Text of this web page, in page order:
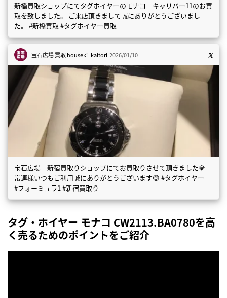
新橋買取ショップにてタグホイヤーのモナコ キャリバー11のお買
取を致しました。 ご来店頂きまして誠にありがとうございまし
た。 #新橋買取 #タグホイヤー買取
宝石広場 買取houseki_kaitori 2026/01/10
宝石広場 新宿買取りショップにてお買取りさせて頂きました💎
常連様いつもご利用誠にありがとうございます😊 #タグホイヤー
#フォーミュラ1 #新宿買取り
タグ・ホイヤー モナコ CW2113.BA0780を高
く売るためのポイントをご紹介